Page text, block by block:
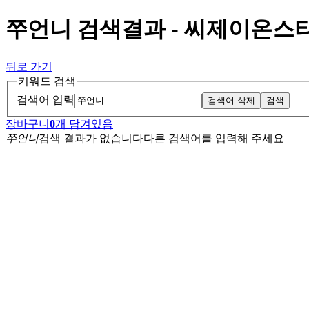
쭈언니 검색결과 - 씨제이온스
뒤로 가기
키워드 검색
검색어 입력
검색어 삭제 검색
장바구니 0개 담겨있음
쭈언니검색 결과가 없습니다다른 검색어를 입력해 주세요